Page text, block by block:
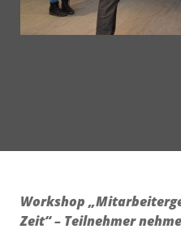
Workshop
Zeit“ – Teilnehmer